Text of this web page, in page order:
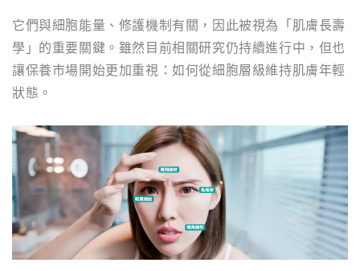
它們與細胞能量、修護機制有關，因此被視為「肌膚長壽
學」的重要關鍵。雖然目前相關研究仍持續進行中，但也
讓保養市場開始更加重視：如何從細胞層級維持肌膚年輕
狀態。